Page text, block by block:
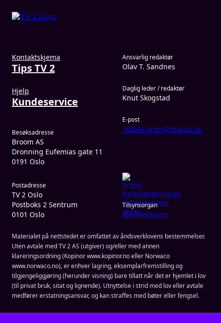
Kontaktskjema
Tips TV 2
Hjelp
Kundeservice
Ansvarlig redaktør
Olav T. Sandnes
Daglig leder / redaktør
Knut Skogstad
E-post
redaksjonen@broom.no
Besøksadresse
Broom AS
Dronning Eufemias gate 11
0191 Oslo
Tilsynsorgan
Medietilsynet
Postadresse
TV 2 Oslo
Postboks 2 Sentrum
0101 Oslo
Materialet på nettstedet er omfattet av åndsverklovens bestemmelser.
Uten avtale med TV 2 AS (utgiver) og/eller med annen
klareringsordning (Kopinor www.kopinor.no eller Norwaco
www.norwaco.no), er enhver lagring, eksemplarfremstilling og
tilgjengeliggjøring (herunder visning) bare tillatt når det er hjemlet i lov
(til privat bruk, sitat og lignende). Utnyttelse i strid med lov eller avtale
medfører erstatningsansvar, og kan straffes med bøter eller fengsel.